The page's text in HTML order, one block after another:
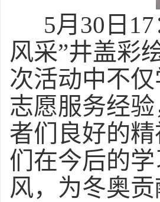
5月30日
风采”井盖彩
次活动中不
志愿服务经
者们良好的
们在今后的
风，为冬奥